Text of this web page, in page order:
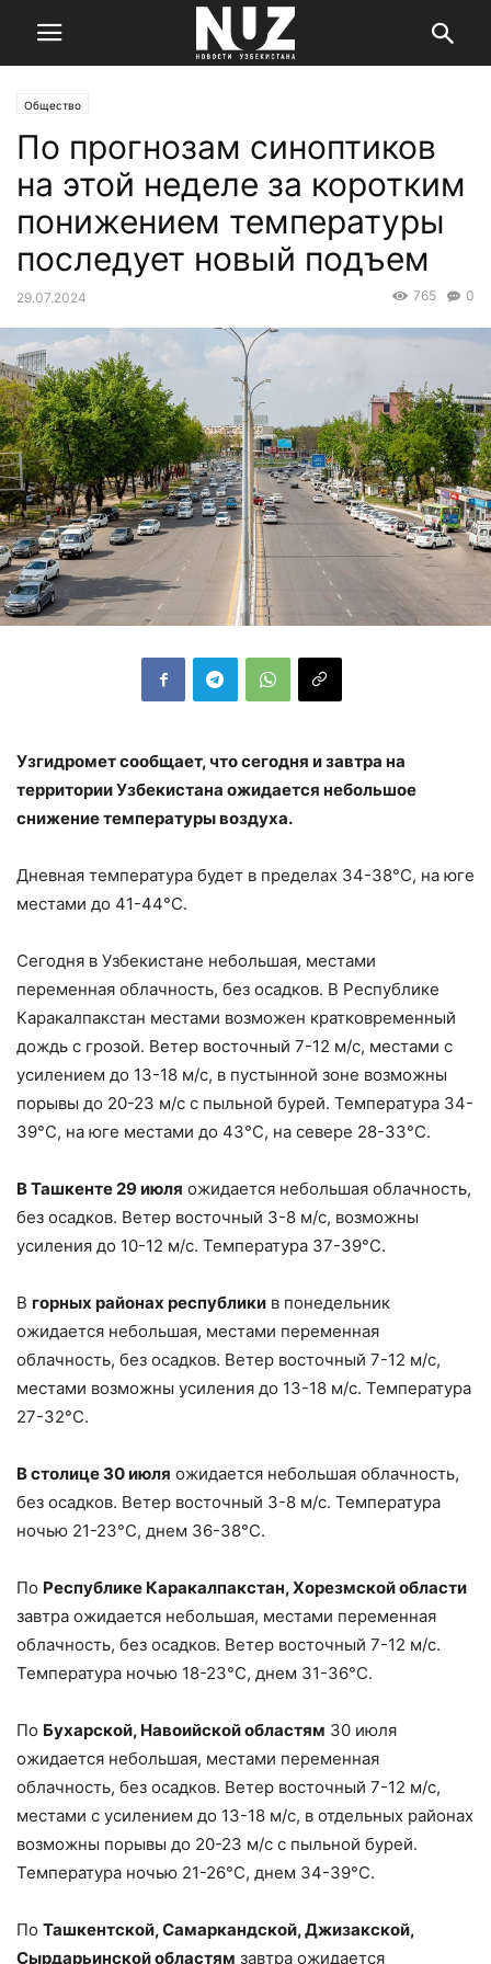
Общество
По прогнозам синоптиков
на этой неделе за коротким
понижением температуры
последует новый подъем
29.07.2024 0
765
Узгидромет сообщает, что сегодня и завтра на
территории Узбекистана ожидается небольшое
снижение температуры воздуха.
Дневная температура будет в пределах 34-38°С, на юге
местами до 41-44°С.
Сегодня в Узбекистане небольшая, местами
переменная облачность, без осадков. В Республике
Каракалпакстан местами возможен кратковременный
дождь с грозой. Ветер восточный 7-12 м/с, местами с
усилением до 13-18 м/с, в пустынной зоне возможны
порывы до 20-23 м/с с пыльной бурей. Температура 34-
39°С, на юге местами до 43°С, на севере 28-33°С.
В Ташкенте 29 июля ожидается небольшая облачность,
без осадков. Ветер восточный 3-8 м/с, возможны
усиления до 10-12 м/с. Температура 37-39°С.
В горных районах республики в понедельник
ожидается небольшая, местами переменная
облачность, без осадков. Ветер восточный 7-12 м/с,
местами возможны усиления до 13-18 м/с. Температура
27-32°С.
В столице 30 июля ожидается небольшая облачность,
без осадков. Ветер восточный 3-8 м/с. Температура
ночью 21-23°С, днем 36-38°С.
По Республике Каракалпакстан, Хорезмской области
завтра ожидается небольшая, местами переменная
облачность, без осадков. Ветер восточный 7-12 м/с.
Температура ночью 18-23°С, днем 31-36°С.
По Бухарской, Навоийской областям 30 июля
ожидается небольшая, местами переменная
облачность, без осадков. Ветер восточный 7-12 м/с,
местами с усилением до 13-18 м/с, в отдельных районах
возможны порывы до 20-23 м/с с пыльной бурей.
Температура ночью 21-26°С, днем 34-39°С.
По Ташкентской, Самаркандской, Джизакской,
Сырдарьинской областям завтра ожидается